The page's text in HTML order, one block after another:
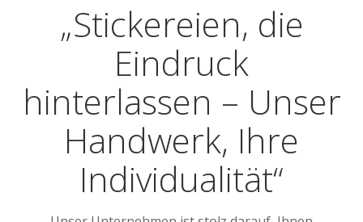
„Stickereien, die
Eindruck
hinterlassen – Unser
Handwerk, Ihre
Individualität“